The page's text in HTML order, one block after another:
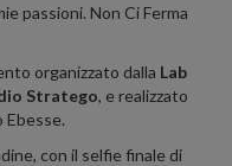
passioni. Non Ci Ferma
organizzato dalla Lab
Stratego, e realizzato
Ebesse.
con il selfie finale di